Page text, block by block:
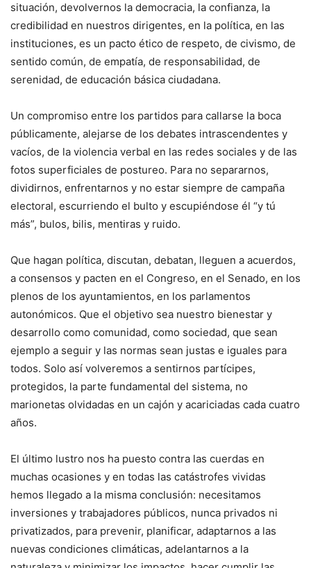
situación, devolvernos la democracia, la confianza, la
credibilidad en nuestros dirigentes, en la política, en las
instituciones, es un pacto ético de respeto, de civismo, de
sentido común, de empatía, de responsabilidad, de
serenidad, de educación básica ciudadana.
Un compromiso entre los partidos para callarse la boca
públicamente, alejarse de los debates intrascendentes y
vacíos, de la violencia verbal en las redes sociales y de las
fotos superficiales de postureo. Para no separarnos,
dividirnos, enfrentarnos y no estar siempre de campaña
electoral, escurriendo el bulto y escupiéndose él “y tú
más”, bulos, bilis, mentiras y ruido.
Que hagan política, discutan, debatan, lleguen a acuerdos,
a consensos y pacten en el Congreso, en el Senado, en los
plenos de los ayuntamientos, en los parlamentos
autonómicos. Que el objetivo sea nuestro bienestar y
desarrollo como comunidad, como sociedad, que sean
ejemplo a seguir y las normas sean justas e iguales para
todos. Solo así volveremos a sentirnos partícipes,
protegidos, la parte fundamental del sistema, no
marionetas olvidadas en un cajón y acariciadas cada cuatro
años.
El último lustro nos ha puesto contra las cuerdas en
muchas ocasiones y en todas las catástrofes vividas
hemos llegado a la misma conclusión: necesitamos
inversiones y trabajadores públicos, nunca privados ni
privatizados, para prevenir, planificar, adaptarnos a las
nuevas condiciones climáticas, adelantarnos a la